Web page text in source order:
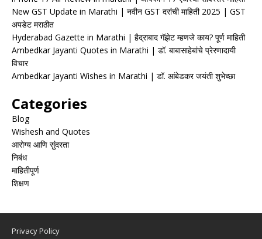
New GST Update in Marathi | नवीन GST दरांची माहिती 2025 | GST
अपडेट मराठीत
Hyderabad Gazette in Marathi | हैद्राबाद गॅझेट म्हणजे काय? पूर्ण माहिती
Ambedkar Jayanti Quotes in Marathi | डॉ. बाबासाहेबांचे प्रेरणादायी
विचार
Ambedkar Jayanti Wishes in Marathi | डॉ. आंबेडकर जयंती शुभेच्छा
Categories
Blog
Wishesh and Quotes
आरोग्य आणि सुंदरता
निबंध
माहितीपूर्ण
शिक्षण
Privacy Policy